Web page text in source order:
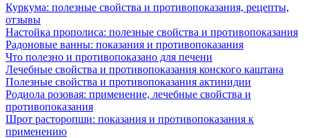
Куркума: полезные свойства и противопоказания, рецепты,
отзывы
Настойка прополиса: полезные свойства и противопоказания
Радоновые ванны: показания и противопоказания
Что полезно и противопоказано для печени
Лечебные свойства и противопоказания конского каштана
Полезные свойства и противопоказания актинидии
Родиола розовая: применение, лечебные свойства и
противопоказания
Шрот расторопши: показания и противопоказания к
применению